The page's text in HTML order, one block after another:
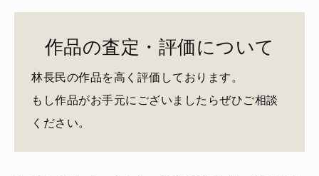
作品の査定・評価について
林長民の作品を高く評価しております。
もし作品がお手元にございましたらぜひご相談
ください。